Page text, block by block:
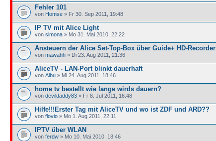
Fehler 101
von Homse » Fr 30. Sep 2011, 19:48
IP TV mit Alice Light
von simona » Mo 31. Mai 2010, 22:22
Ansteuern der Alice Set-Top-Box über Guide+ HD-Recorder
von mawahh » Di 23. Aug 2011, 21:36
AliceTV - LAN-Port blinkt dauerhaft
von Albu » Mi 24. Aug 2011, 18:46
home tv bestellt wie lange wirds dauern?
von devildaddy83 » Fr 8. Jul 2011, 16:48
Hilfe!!!Erster Tag mit AliceTV und wo ist ZDF und ARD??
von flovio » Mo 1. Aug 2011, 22:11
IPTV über WLAN
von ferdw » Mo 10. Mai 2010, 18:46